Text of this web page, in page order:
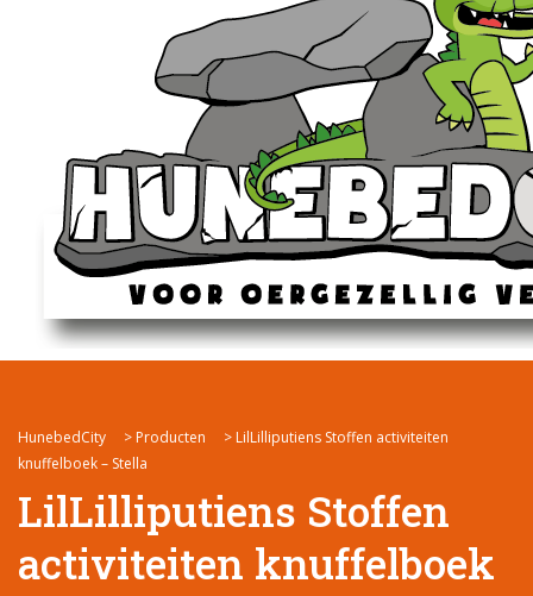
HunebedCity > Producten > LilLilliputiens Stoffen activiteiten
knuffelboek – Stella
LilLilliputiens Stoffen
activiteiten knuffelboek